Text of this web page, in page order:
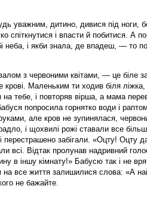
уважним, дитино, дивися під ноги,
спіткнутися і впасти й побитися. А
неба, і якби знала, де впадеш, — то
з червоними квітами, — це біле
Маленьким ти ходив біля
тебе, і повторяв вірша, а мама
попросила горнятко води і
але кров не зупинялася,
і щохвилі рожі ставали все
перестрашено забігали. «Оцту! Оцту
всі. Відтак пролунав надривний
в іншу кімнату!» Бабусю так і не
все життя залишилися слова: «А
не бажайте.